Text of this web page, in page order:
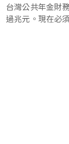
台灣公共年金財
過兆元。現在必